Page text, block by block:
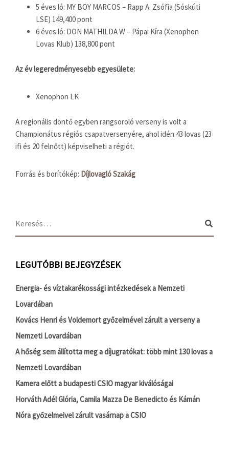
5 éves ló: MY BOY MARCOS – Rapp A. Zsófia (Sóskúti
LSE) 149,400 pont
6 éves ló: DON MATHILDA W – Pápai Kíra (Xenophon
Lovas Klub) 138,800 pont
Az év legeredményesebb egyesülete:
Xenophon LK
A regionális döntő egyben rangsoroló verseny is volt a
Championátus régiós csapatversenyére, ahol idén 43 lovas (23
ifi és 20 felnőtt) képviselheti a régiót.
Forrás és borítókép: Díjlovagló Szakág
LEGUTÓBBI BEJEGYZÉSEK
Energia- és víztakarékossági intézkedések a Nemzeti
Lovardában
Kovács Henri és Voldemort győzelmével zárult a verseny a
Nemzeti Lovardában
A hőség sem állította meg a díjugratókat: több mint 130 lovas a
Nemzeti Lovardában
Kamera előtt a budapesti CSIO magyar kiválóságai
Horváth Adél Glória, Camila Mazza De Benedicto és Kámán
Nóra győzelmeivel zárult vasárnap a CSIO